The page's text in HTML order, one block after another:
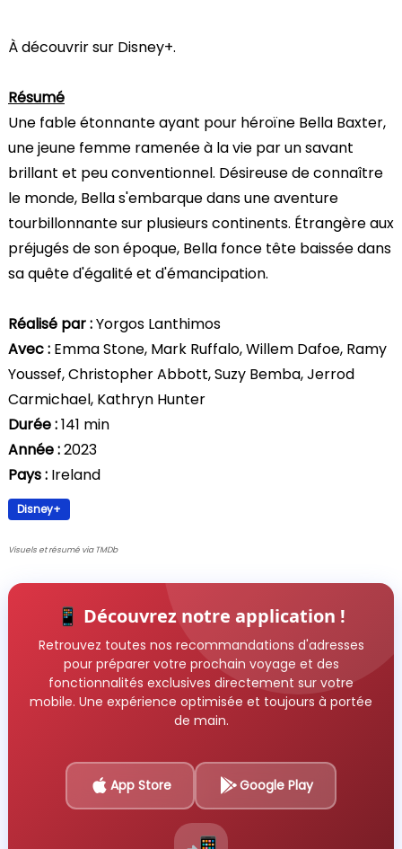
À découvrir sur Disney+.
Résumé
Une fable étonnante ayant pour héroïne Bella Baxter,
une jeune femme ramenée à la vie par un savant
brillant et peu conventionnel. Désireuse de connaître
le monde, Bella s'embarque dans une aventure
tourbillonnante sur plusieurs continents. Étrangère aux
préjugés de son époque, Bella fonce tête baissée dans
sa quête d'égalité et d'émancipation.
Réalisé par :Yorgos Lanthimos
Avec : Emma Stone, Mark Ruffalo, Willem Dafoe, Ramy
Youssef, Christopher Abbott, Suzy Bemba, Jerrod
Carmichael, Kathryn Hunter
Durée :141 min
Année :2023
Pays : Ireland
Disney+
Visuels et résumé via TMDb
📱 Découvrez notre application !
Retrouvez toutes nos recommandations d'adresses
pour préparer votre prochain voyage et des
fonctionnalités exclusives directement sur votre
mobile. Une expérience optimisée et toujours à portée
de main.
App Store Google Play